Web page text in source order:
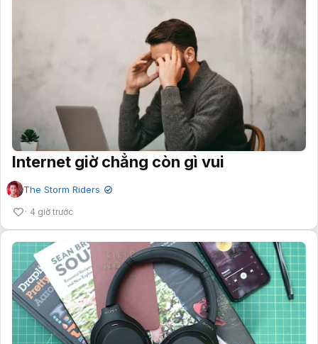
Internet giờ chẳng còn gì vui
The Storm Riders ✔
4 giờ trước